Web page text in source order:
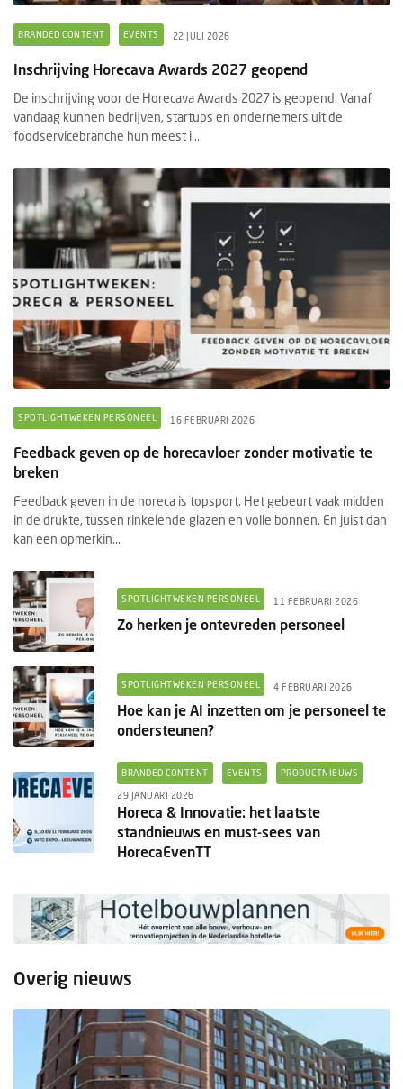
BRANDED CONTENT EVENTS 22 JULI 2026
Inschrijving Horecava Awards 2027 geopend
De inschrijving voor de Horecava Awards 2027 is geopend. Vanaf
vandaag kunnen bedrijven, startups en ondernemers uit de
foodservicebranche hun meest i...
SPOTLIGHTWEKEN PERSONEEL 16 FEBRUARI 2026
Feedback geven op de horecavloer zonder motivatie te
breken
Feedback geven in de horeca is topsport. Het gebeurt vaak midden
in de drukte, tussen rinkelende glazen en volle bonnen. En juist dan
kan een opmerkin...
SPOTLIGHTWEKEN PERSONEEL 11 FEBRUARI 2026
Zo herken je ontevreden personeel
SPOTLIGHTWEKEN PERSONEEL 4 FEBRUARI 2026
Hoe kan je AI inzetten om je personeel te
ondersteunen?
BRANDED CONTENT EVENTS PRODUCTNIEUWS
29 JANUARI 2026
Horeca & Innovatie: het laatste
standnieuws en must-sees van
HorecaEvenTT
Overig nieuws